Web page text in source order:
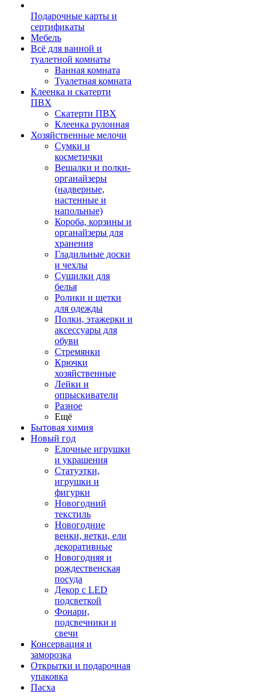
Подарочные карты и
сертификаты
Мебель
Всё для ванной и
туалетной комнаты
Ванная комната
Туалетная комната
Клеенка и скатерти
ПВХ
Скатерти ПВХ
Клеенка рулонная
Хозяйственные мелочи
Сумки и
косметички
Вешалки и полки-
органайзеры
(надверные,
настенные и
напольные)
Короба, корзины и
органайзеры для
хранения
Гладильные доски
и чехлы
Сушилки для
белья
Ролики и щетки
для одежды
Полки, этажерки и
аксессуары для
обуви
Стремянки
Крючки
хозяйственные
Лейки и
опрыскиватели
Разное
Ещё
Бытовая химия
Новый год
Елочные игрушки
и украшения
Статуэтки,
игрушки и
фигурки
Новогодний
текстиль
Новогодние
венки, ветки, ели
декоративные
Новогодняя и
рождественская
посуда
Декор с LED
подсветкой
Фонари,
подсвечники и
свечи
Консервация и
заморозка
Открытки и подарочная
упаковка
Пасха